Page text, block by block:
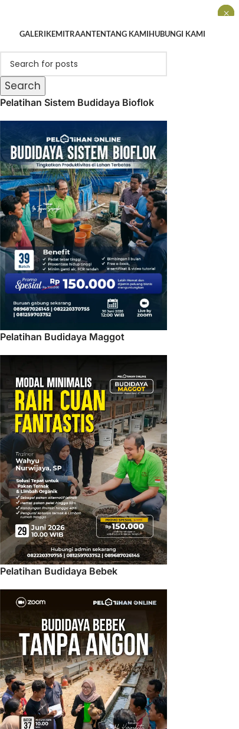
GALERIKEMITRAANTENTANG KAMIHUBUNGI KAMI
Search
Pelatihan Sistem Budidaya Bioflok
Pelatihan Budidaya Maggot
Pelatihan Budidaya Bebek
×
×
×